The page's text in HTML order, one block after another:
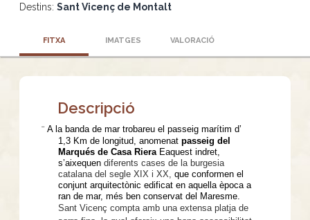
Destins: Sant Vicenç de Montalt
FITXA IMATGES VALORACIÓ
Descripció
¨ A la banda de mar trobareu el passeig marítim d’
1,3 Km de longitud, anomenat passeig del
Marqués de Casa Riera Eaquest indret,
s’aixequen diferents cases de la burgesia
catalana del segle XIX i XX, que conformen el
conjunt arquitectònic edificat en aquella època a
ran de mar, més ben conservat del Maresme.
Sant Vicenç compta amb una extensa platja de